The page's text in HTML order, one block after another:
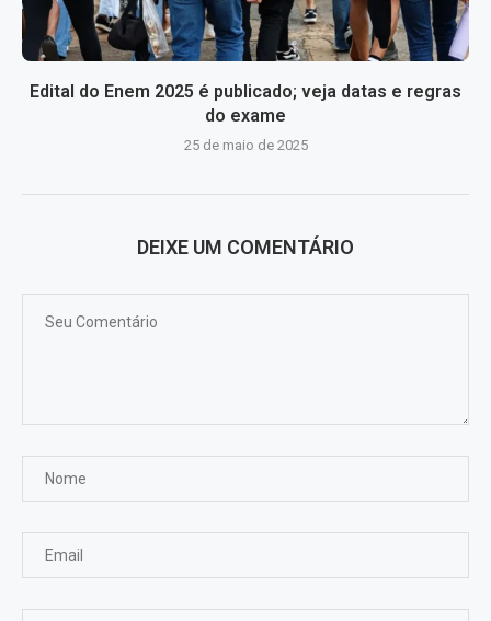
Edital do Enem 2025 é publicado; veja datas e regras
do exame
25 de maio de 2025
DEIXE UM COMENTÁRIO